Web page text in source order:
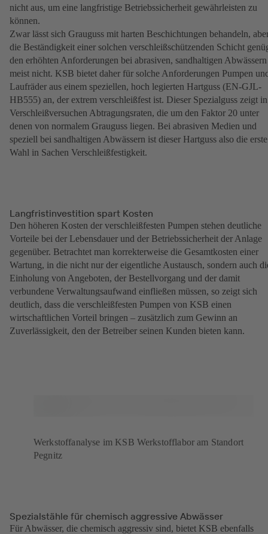
nicht aus, um eine langfristige Betriebssicherheit gewährleisten zu
können.
Zwar lässt sich Grauguss mit harten Beschichtungen behandeln,
die Beständigkeit einer solchen verschleißschützenden Schicht
den erhöhten Anforderungen bei abrasiven, sandhaltigen Abwässern
meist nicht. KSB bietet daher für solche Anforderungen Pumpen
Laufräder aus einem speziellen, hoch legierten Hartguss (EN-GJL-
HB555) an, der extrem verschleißfest ist. Dieser Spezialguss zeigt in
Verschleißversuchen Abtragungsraten, die um den Faktor 20 unter
denen von normalem Grauguss liegen. Bei abrasiven Medien und
speziell bei sandhaltigen Abwässern ist dieser Hartguss also die erste
Wahl in Sachen Verschleißfestigkeit.
Langfristinvestition spart Kosten
Den höheren Kosten der verschleißfesten Pumpen stehen deutliche
Vorteile bei der Lebensdauer und der Betriebssicherheit der Anlage
gegenüber. Betrachtet man korrekterweise die Gesamtkosten einer
Wartung, in die nicht nur der eigentliche Austausch, sondern auch
Einholung von Angeboten, der Bestellvorgang und der damit
verbundene Verwaltungsaufwand einfließen müssen, so zeigt sich
deutlich, dass die verschleißfesten Pumpen von KSB einen
wirtschaftlichen Vorteil bringen – zusätzlich zum Gewinn an
Zuverlässigkeit, den der Betreiber seinen Kunden bieten kann.
Werkstoffanalyse im KSB Werkstofflabor am Standort
Pegnitz
Spezialstähle für chemisch aggressive Abwässer
Für Abwässer, die chemisch aggressiv sind, bietet KSB ebenfalls